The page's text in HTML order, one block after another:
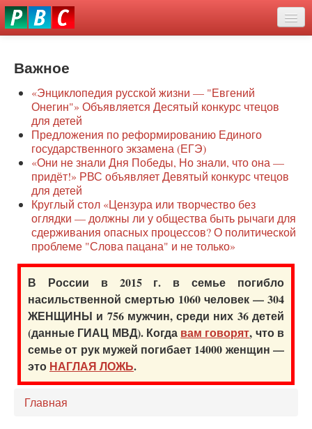
Перейти
к
О нас
Защита семей
Образование
Наше сопротивление
Регионы
Видео
Важное
«Энциклопедия русской жизни — "Евгений
Онегин"» Объявляется Десятый конкурс чтецов
для детей
Предложения по реформированию Единого
государственного экзамена (ЕГЭ)
«Они не знали Дня Победы, Но знали, что она —
придёт!» РВС объявляет Девятый конкурс чтецов
для детей
Круглый стол «Цензура или творчество без
оглядки — должны ли у общества быть рычаги для
сдерживания опасных процессов? О политической
проблеме "Слова пацана" и не только»
В России в 2015 г. в семье погибло
насильственной смертью 1060 человек — 304
ЖЕНЩИНЫ и 756 мужчин, среди них 36 детей
(данные ГИАЦ МВД). Когда вам говорят, что в
семье от рук мужей погибает 14000 женщин —
это НАГЛАЯ ЛОЖЬ.
Главная